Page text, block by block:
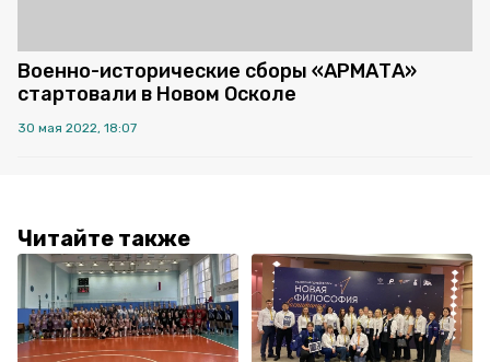
Военно-исторические сборы «АРМАТА»
стартовали в Новом Осколе
30 мая 2022, 18:07
Читайте также